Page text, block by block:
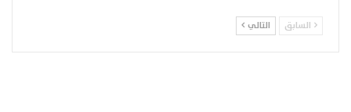
السابق التالي